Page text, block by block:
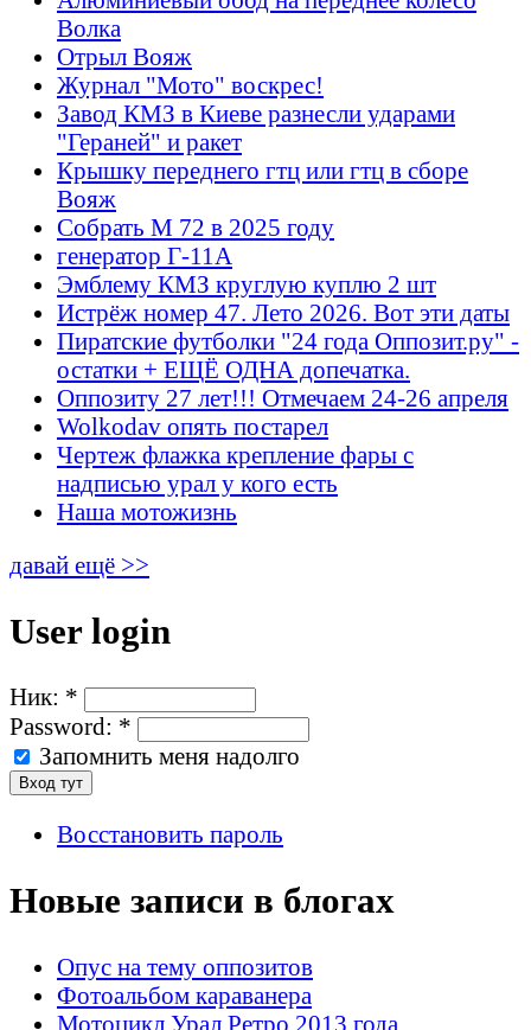
Волка
Отрыл Вояж
Журнал "Мото" воскрес!
Завод КМЗ в Киеве разнесли ударами
"Гераней" и ракет
Крышку переднего гтц или гтц в сборе
Вояж
Собрать М 72 в 2025 году
генератор Г-11А
Эмблему КМЗ круглую куплю 2 шт
Истрёж номер 47. Лето 2026. Вот эти даты
Пиратские футболки "24 года Оппозит.ру" -
остатки + ЕЩЁ ОДНА допечатка.
Оппозиту 27 лет!!! Отмечаем 24-26 апреля
Wolkodav опять постарел
Чертеж флажка крепление фары с
надписью урал у кого есть
Наша мотожизнь
давай ещё >>
User login
Ник: *
Password: *
Запомнить меня надолго
Восстановить пароль
Новые записи в блогах
Опус на тему оппозитов
Фотоальбом караванера
Мотоцикл Урал Ретро 2013 года